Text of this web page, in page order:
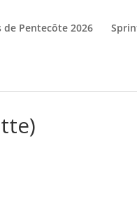
de Pentecôte 2026